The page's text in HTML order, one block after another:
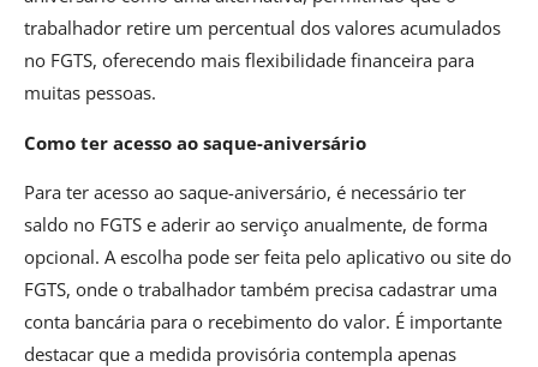
trabalhador retire um percentual dos valores acumulados
no FGTS, oferecendo mais flexibilidade financeira para
muitas pessoas.
Como ter acesso ao saque-aniversário
Para ter acesso ao saque-aniversário, é necessário ter
saldo no FGTS e aderir ao serviço anualmente, de forma
opcional. A escolha pode ser feita pelo aplicativo ou site do
FGTS, onde o trabalhador também precisa cadastrar uma
conta bancária para o recebimento do valor. É importante
destacar que a medida provisória contempla apenas